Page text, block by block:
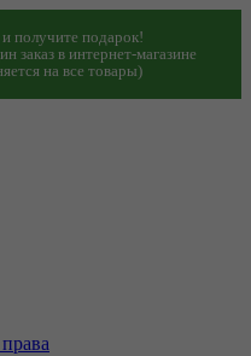
получите подарок!
заказ в интернет-магазине
на все товары)